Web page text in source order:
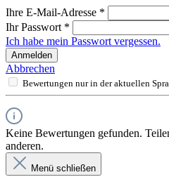
Ihre E-Mail-Adresse *
Ihr Passwort *
Ich habe mein Passwort vergessen.
Anmelden
Abbrechen
Bewertungen nur in der aktuellen
Keine Bewertungen gefunden.
anderen.
Menü schließen